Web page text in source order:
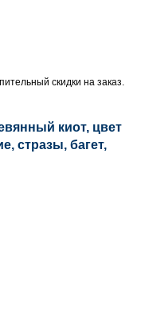
скидки на заказ.
киот, цвет
стразы, багет,